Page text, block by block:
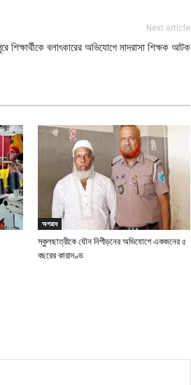
Next article
শিক্ষার্থীকে বলাৎকারের অভিযোগে মাদরাসা শিক্ষক আটক
অপরাধ
স্কুলছাত্রীকে যৌন নিপীড়নের অভিযোগে একজনের ৫
বছরের কারাদণ্ড